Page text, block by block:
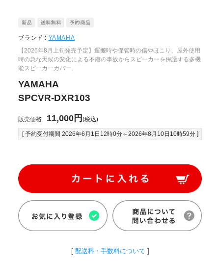
ブランド : YAMAHA
【2026年8月上旬発売予定】運搬時や保管時の傷やほこり、屋外使用
時の急な天候の変化による不慮の事故からスピーカーを保護する多機
能スピーカーカバー。
YAMAHA
SPCVR-DXR103
販売価格 11,000円(税込)
[ 予約受付期間 2026年6月1日12時0分～2026年8月10日10時59分]
[ 配送料・手数料について ]